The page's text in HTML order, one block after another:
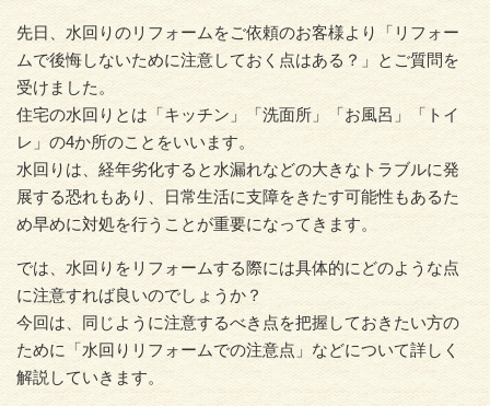
先日、水回りのリフォームをご依頼のお客様より「リフォー
ムで後悔しないために注意しておく点はある？」とご質問を
受けました。
住宅の水回りとは「キッチン」「洗面所」「お風呂」「トイ
レ」の4か所のことをいいます。
水回りは、経年劣化すると水漏れなどの大きなトラブルに発
展する恐れもあり、日常生活に支障をきたす可能性もあるた
め早めに対処を行うことが重要になってきます。
では、水回りをリフォームする際には具体的にどのような点
に注意すれば良いのでしょうか？
今回は、同じように注意するべき点を把握しておきたい方の
ために「水回りリフォームでの注意点」などについて詳しく
解説していきます。